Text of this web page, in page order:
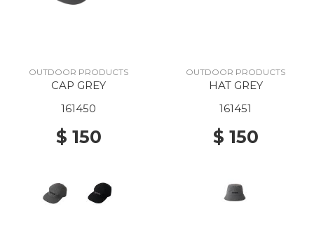
OUTDOOR PRODUCTS
CAP GREY
161450
$ 150
OUTDOOR PRODUCTS
HAT GREY
161451
$ 150